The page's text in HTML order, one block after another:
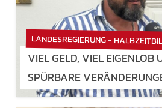
LANDESREGIERUNG -
VIEL GELD, VIEL EIGENLOB
SPÜRBARE